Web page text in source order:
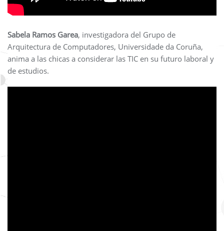
Sabela Ramos Garea, investigadora del Grupo de
Arquitectura de Computadores, Universidade da Coruña,
anima a las chicas a considerar las TIC en su futuro laboral y
de estudios.